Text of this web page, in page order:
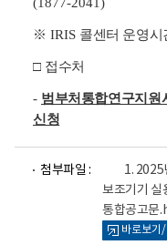
※ IRIS 콜센터 운영시
□ 접수처
- 범부처통합연구지원
신청
첨부파일 :
1. 2025
보조기기 실
통합공고문
바로보기/